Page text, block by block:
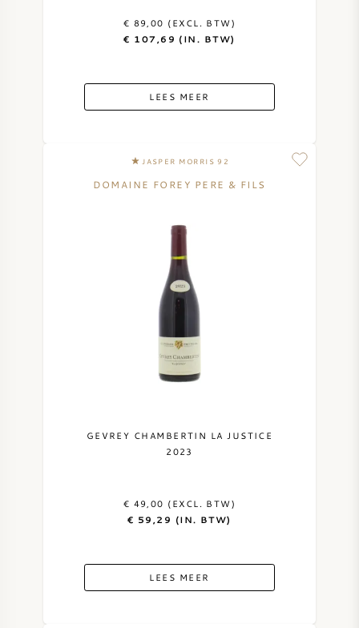
€ 89,00 (EXCL. BTW)
€ 107,69 (IN. BTW)
LEES MEER
JASPER MORRIS 92
DOMAINE FOREY PERE & FILS
GEVREY CHAMBERTIN LA JUSTICE
2023
€ 49,00 (EXCL. BTW)
€ 59,29 (IN. BTW)
LEES MEER